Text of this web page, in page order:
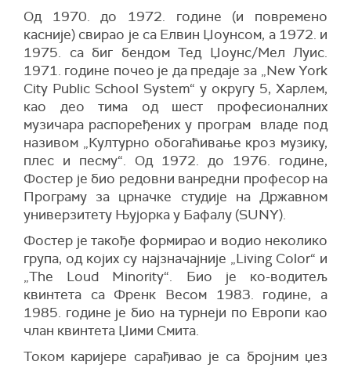
Од 1970. до 1972. године (и повремено
касније) свирао је са Елвин Џоунсом, а 1972. и
1975. са биг бендом Тед Џоунс/Мел Луис.
1971. године почео је да предаје за „New York
City Public School System“ у округу 5, Харлем,
као део тима од шест професионалних
музичара распоређених у програм владе под
називом „Културно обогаћивање кроз музику,
плес и песму“. Од 1972. до 1976. године,
Фостер је био редовни ванредни професор на
Програму за црначке студије на Државном
универзитету Њујорка у Бафалу (SUNY).
Фостер је такође формирао и водио неколико
група, од којих су најзначајније „Living Color“ и
„The Loud Minority“. Био је ко-водитељ
квинтета са Френк Весом 1983. године, а
1985. године је био на турнеји по Европи као
члан квинтета Џими Смита.
Током каријере сарађивао је са бројним џез